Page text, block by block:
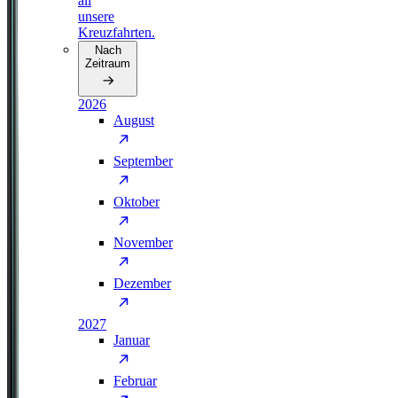
unsere
Kreuzfahrten.
Nach
Zeitraum
2026
August
September
Oktober
November
Dezember
2027
Januar
Februar